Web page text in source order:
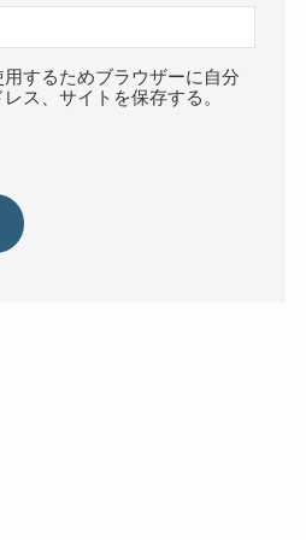
するためブラウザーに自分
ス、サイトを保存する。